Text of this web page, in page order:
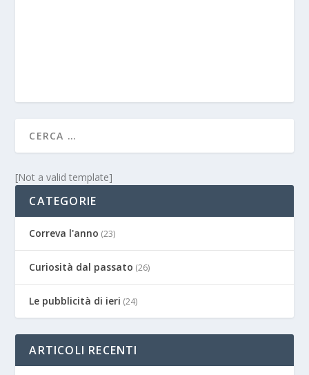
[Not a valid template]
CATEGORIE
Correva l'anno (23)
Curiosità dal passato (26)
Le pubblicità di ieri (24)
ARTICOLI RECENTI